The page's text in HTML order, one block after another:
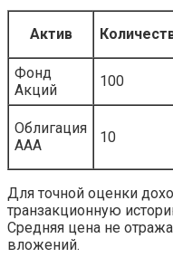
Актив
Фонд
Акций
100
Облигация
AAA
10
Для точной оценки
транзакционную
Средняя цена не
вложений.